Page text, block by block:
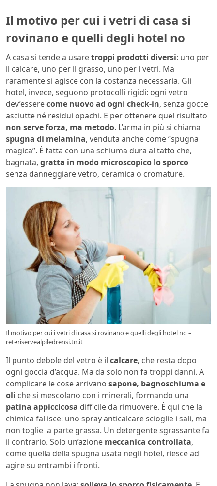
Il motivo per cui i vetri di casa si
rovinano e quelli degli hotel no
A casa si tende a usaretroppi prodotti diversi: uno per
il calcare, uno per il grasso, uno per i vetri. Ma
raramente si agisce con la costanza necessaria. Gli
hotel, invece, seguono protocolli rigidi: ogni vetro
dev’esserecome nuovo ad ogni check-in, senza gocce
asciutte né residui opachi. E per ottenere quel risultato
non serve forza, ma metodo. L’arma in più si chiama
spugna di melamina, venduta anche come “spugna
magica”. È fatta con una schiuma dura al tatto che,
bagnata, gratta in modo microscopico lo sporco
senza danneggiare vetro, ceramica o cromature.
Il motivo per cui i vetri di casa si rovinano e quelli degli hotel no –
reteriservealpiledrensi.tn.it
Il punto debole del vetro è il calcare, che resta dopo
ogni goccia d’acqua. Ma da solo non fa troppi danni. A
complicare le cose arrivano sapone, bagnoschiuma e
oli che si mescolano con i minerali, formando una
patina appiccicosa difficile da rimuovere. È qui che la
chimica fallisce: uno spray anticalcare scioglie i sali, ma
non toglie la parte grassa. Un detergente sgrassante fa
il contrario. Solo un’azione meccanica controllata,
come quella della spugna usata negli hotel, riesce ad
agire su entrambi i fronti.